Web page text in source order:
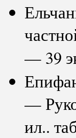
— 39
—
ил..